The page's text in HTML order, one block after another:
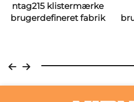
ntag215 klistermærke
brugerdefineret fabrik